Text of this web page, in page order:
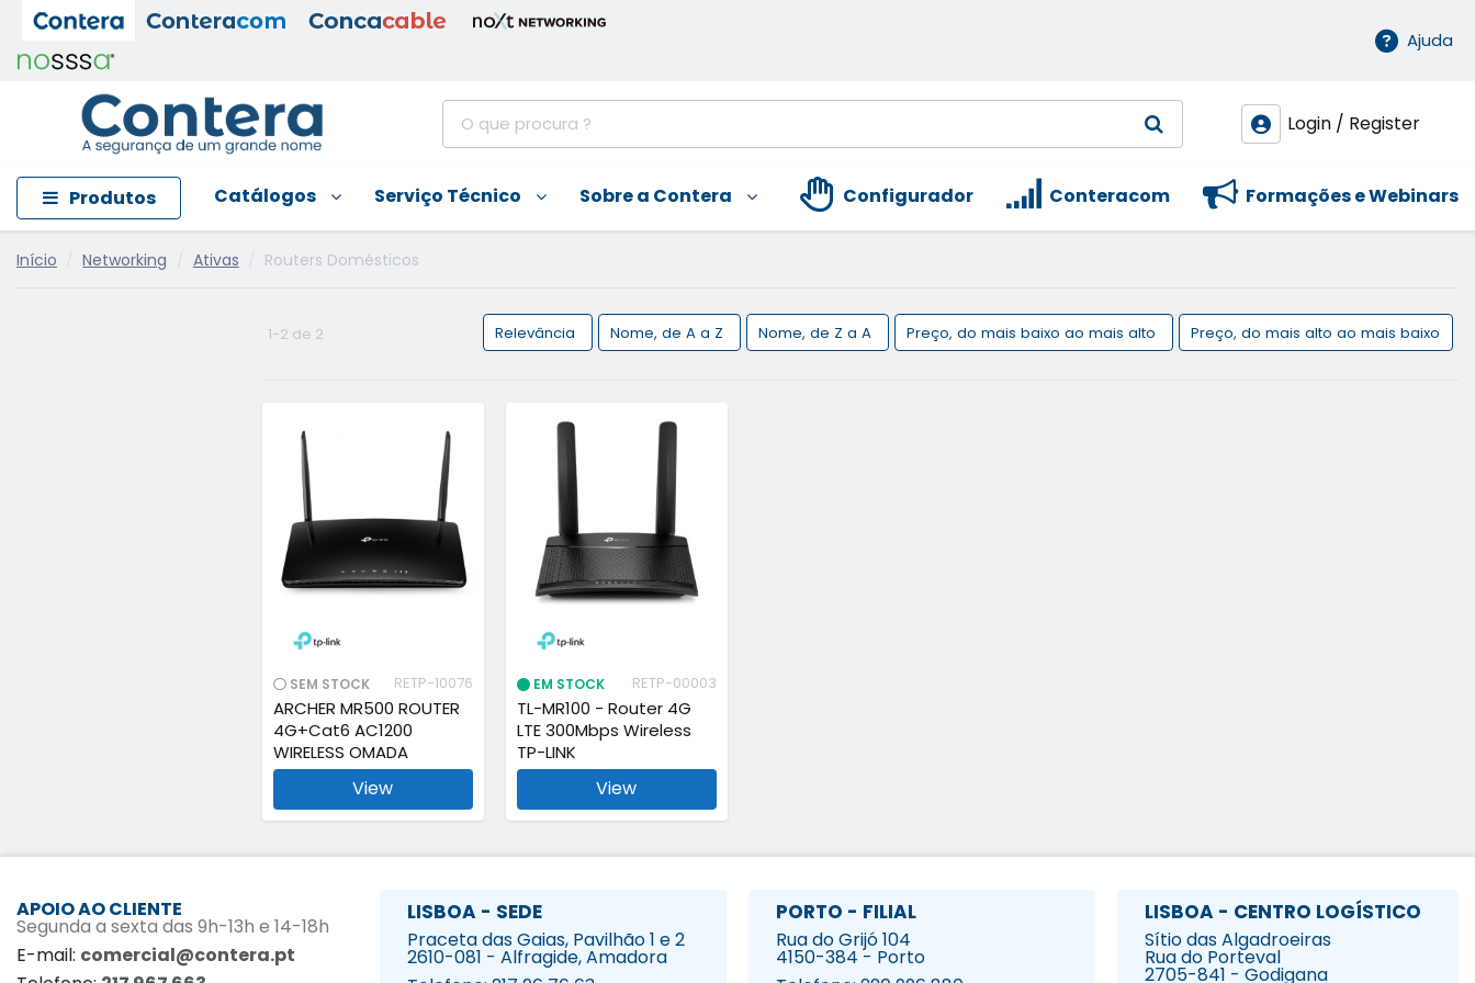
Ajuda
Login / Register
Produtos Catálogos Serviço Técnico Sobre a Contera Formações e Webinars
Conteracom
Configurador
Início Networking Ativas Routers Domésticos
1-2 de 2 Relevância Nome, de A a Z Nome, de Z a A Preço, do mais baixo ao mais alto Preço, do mais alto ao mais baixo
SEM STOCK RETP-10076
ARCHER MR500 ROUTER
4G+Cat6 AC1200
WIRELESS OMADA
View
EM STOCK RETP-00003
TL-MR100 - Router 4G
LTE 300Mbps Wireless
TP-LINK
View
APOIO AO CLIENTE
Segunda a sexta das 9h-13h e 14-18h
E-mail: comercial@contera.pt
LISBOA - SEDE
Praceta das Gaias, Pavilhão 1 e 2
2610-081 - Alfragide, Amadora
PORTO - FILIAL
Rua do Grijó 104
4150-384 - Porto
LISBOA - CENTRO LOGÍSTICO
Sítio das Algadroeiras
Rua do Porteval
2705-841 - Godigana